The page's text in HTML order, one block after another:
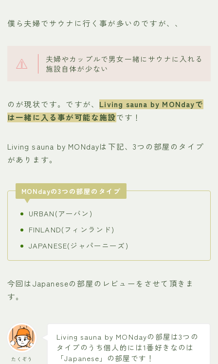
僕ら夫婦でサウナに行く事が多いのですが、、
夫婦やカップルで男女一緒にサウナに入れる
施設自体が少ない
のが現状です。ですが、 Living sauna by MONdayで
は一緒に入る事が可能な施設です！
Living sauna by MONdayは下記、3つの部屋のタイプ
があります。
MONdayの3つの部屋のタイプ
URBAN(アーバン)
FINLAND(フィンランド)
JAPANESE(ジャパーニーズ)
今回はJapaneseの部屋のレビューをさせて頂きま
す。
たくぞう
Living sauna by MONdayの部屋は3つの
タイプのうち個人的には1番好きなのは
「Japanese」の部屋です！